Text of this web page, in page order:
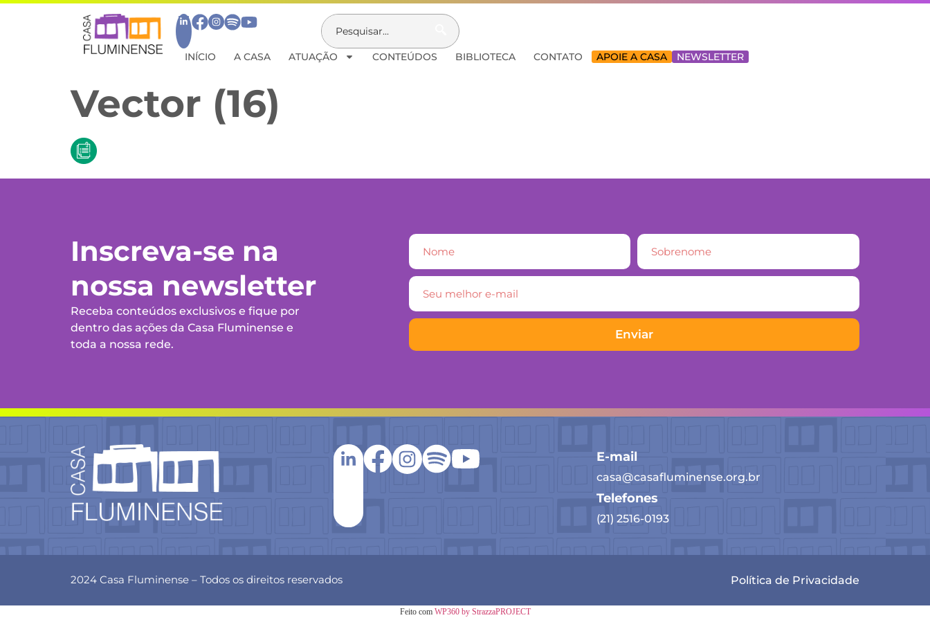
INÍCIO A CASA ATUAÇÃO CONTEÚDOS BIBLIOTECA CONTATO APOIE A CASA NEWSLETTER
Vector (16)
Inscreva-se na
nossa newsletter
Receba conteúdos exclusivos e fique por
dentro das ações da Casa Fluminense e
toda a nossa rede.
Enviar
E-mail
casa@casafluminense.org.br
Telefones
(21) 2516-0193
2024 Casa Fluminense – Todos os direitos reservados Política de Privacidade
Feito com WP360 by StrazzaPROJECT